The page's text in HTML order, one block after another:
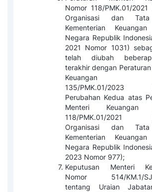
Nomor 118/PMK.01/2021
Organisasi dan
Kementerian
Negara Republik
2021 Nomor 1031)
telah diubah
terakhir dengan
Keuangan
135/PMK.01/2023
Perubahan Kedua atas
Menteri Keuangan
118/PMK.01/2021
Organisasi dan
Kementerian
Negara Republik
2023 Nomor 977);
Keputusan Menteri
Nomor 514/KM.1/
tentang Uraian